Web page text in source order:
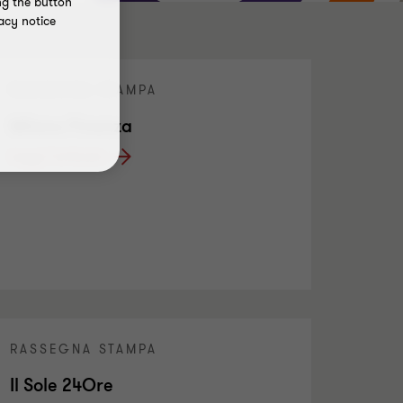
RASSEGNA STAMPA
Milano Finanza
RASSEGNA STAMPA
Il Sole 24Ore
notice